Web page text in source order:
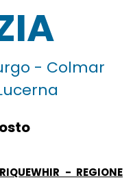
- Colmar
- REGIONE